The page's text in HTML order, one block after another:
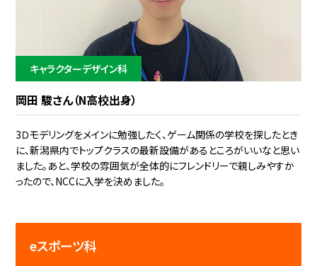
キャラクターデザイン科
岡田 駿さん（N高校出身）
3Ｄモデリングをメインに勉強したく、ゲーム関係の学校を探したとき
に、新潟県内でトップクラスの最新設備があるところがいいなと思い
ました。あと、学校の雰囲気が全体的にフレンドリーで親しみやすか
ったので、NCCに入学を決めました。
eスポーツ科